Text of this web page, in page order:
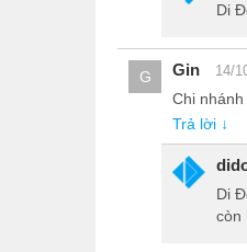
Nếu xét về tất
Di
G Gin 14/
Chi
Trả lời ↓
Di
còn